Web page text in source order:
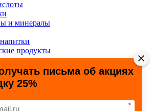
и минералы
продукты
и суставов
и долголетие
препараты
письма об акциях
25%
*